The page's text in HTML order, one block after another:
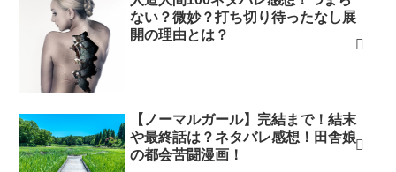
ない？微妙？打ち切り待ったなし展
開の理由とは？
【ノーマルガール】完結まで！結末
や最終話は？ネタバレ感想！田舎娘
の都会苦闘漫画！